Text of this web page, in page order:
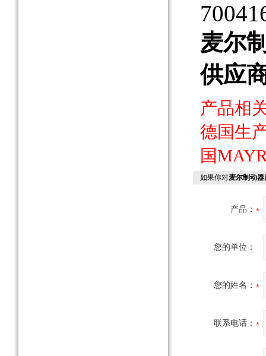
麦尔
供应
产品相
德国生
国
如果你对麦尔制动
产品：
您的单位：
您的姓名：
联系电话：